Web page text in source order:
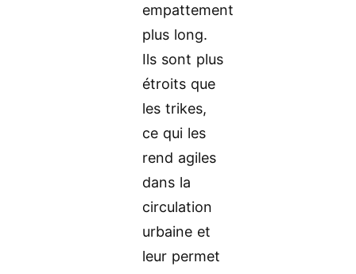
empattement
plus long.
Ils sont plus
étroits que
les trikes,
ce qui les
rend agiles
dans la
circulation
urbaine et
leur permet